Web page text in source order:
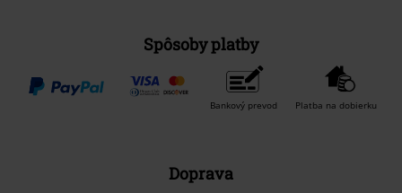
Spôsoby platby
Bankový prevod Platba na dobierku
Doprava